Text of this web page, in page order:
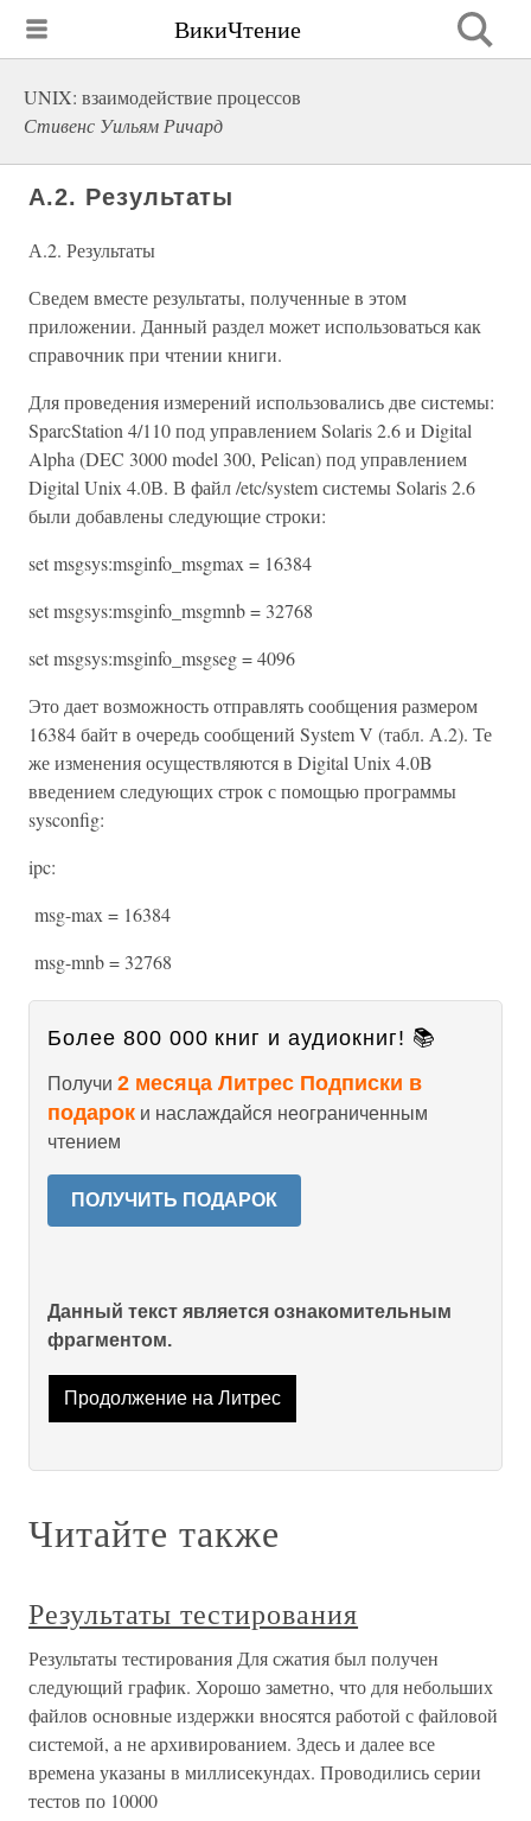
ВикиЧтение
UNIX: взаимодействие процессов
Стивенс Уильям Ричард
А.2. Результаты
А.2. Результаты
Сведем вместе результаты, полученные в этом
приложении. Данный раздел может использоваться как
справочник при чтении книги.
Для проведения измерений использовались две системы:
SparcStation 4/110 под управлением Solaris 2.6 и Digital
Alpha (DEC 3000 model 300, Pelican) под управлением
Digital Unix 4.0В. В файл /etc/system системы Solaris 2.6
были добавлены следующие строки:
set msgsys:msginfo_msgmax = 16384
set msgsys:msginfo_msgmnb = 32768
set msgsys:msginfo_msgseg = 4096
Это дает возможность отправлять сообщения размером
16384 байт в очередь сообщений System V (табл. А.2). Те
же изменения осуществляются в Digital Unix 4.0B
введением следующих строк с помощью программы
sysconfig:
ipc:
msg-max = 16384
msg-mnb = 32768
Более 800 000 книг и аудиокниг! 📚
Получи 2 месяца Литрес Подписки в
подарок и наслаждайся неограниченным
чтением
ПОЛУЧИТЬ ПОДАРОК
Данный текст является ознакомительным
фрагментом.
Продолжение на Литрес
Читайте также
Результаты тестирования
Результаты тестирования Для сжатия был получен
следующий график. Хорошо заметно, что для небольших
файлов основные издержки вносятся работой с файловой
системой, а не архивированием. Здесь и далее все
времена указаны в миллисекундах. Проводились серии
тестов по 10000